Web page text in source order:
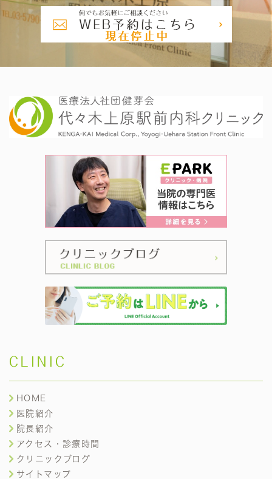
CLINIC
HOME
医院紹介
院長紹介
アクセス・診療時間
クリニックブログ
サイトマップ